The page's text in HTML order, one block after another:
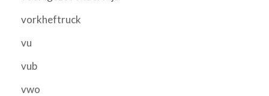
vorkheftruck
vu
vub
vwo